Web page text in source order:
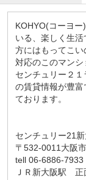
KOHYO(コーヨ
いる、楽しく生
方にはもってこ
対応のこのマンシ
センチュリー２
の賃貸情報が豊
ております。
センチュリー21
〒532-0011大阪
tell 06-6886-7933
ＪＲ新大阪駅 正